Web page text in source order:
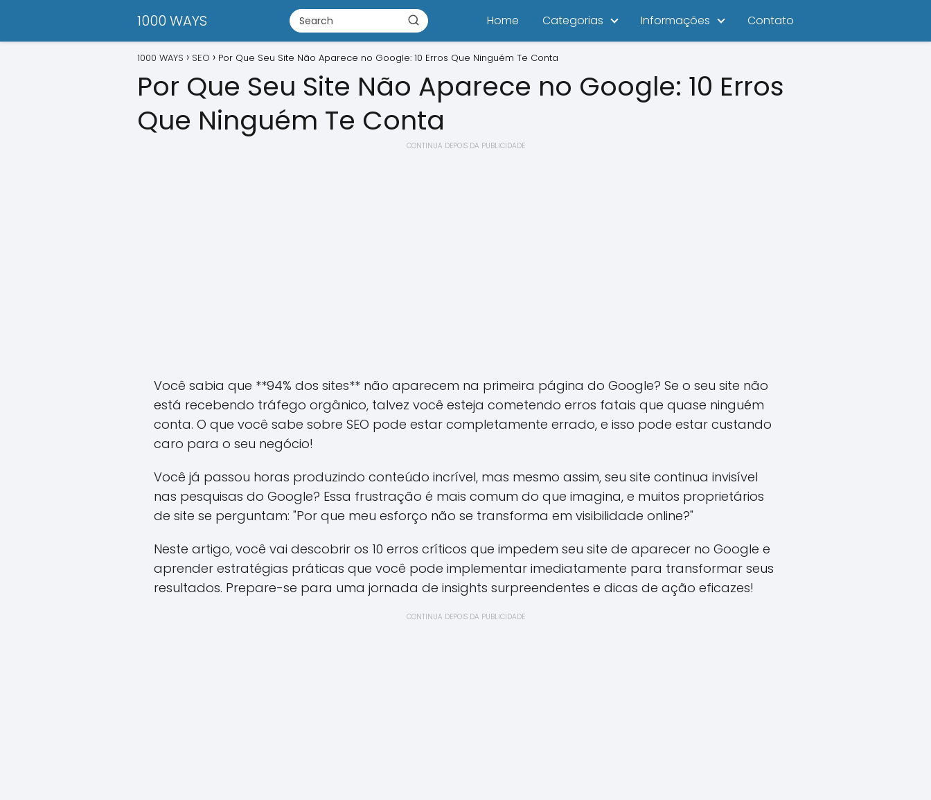
1000 WAYS Home Categorias Informações Contato
1000 WAYS SEO Por Que Seu Site Não Aparece no Google: 10 Erros Que Ninguém Te Conta
Por Que Seu Site Não Aparece no Google: 10 Erros
Que Ninguém Te Conta
CONTINUA DEPOIS DA PUBLICIDADE
Você sabia que **94% dos sites** não aparecem na primeira página do Google? Se o seu site não
está recebendo tráfego orgânico, talvez você esteja cometendo erros fatais que quase ninguém
conta. O que você sabe sobre SEO pode estar completamente errado, e isso pode estar custando
caro para o seu negócio!
Você já passou horas produzindo conteúdo incrível, mas mesmo assim, seu site continua invisível
nas pesquisas do Google? Essa frustração é mais comum do que imagina, e muitos proprietários
de site se perguntam: "Por que meu esforço não se transforma em visibilidade online?"
Neste artigo, você vai descobrir os 10 erros críticos que impedem seu site de aparecer no Google e
aprender estratégias práticas que você pode implementar imediatamente para transformar seus
resultados. Prepare-se para uma jornada de insights surpreendentes e dicas de ação eficazes!
CONTINUA DEPOIS DA PUBLICIDADE